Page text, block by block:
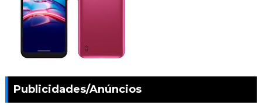
Publicidades/Anúncios